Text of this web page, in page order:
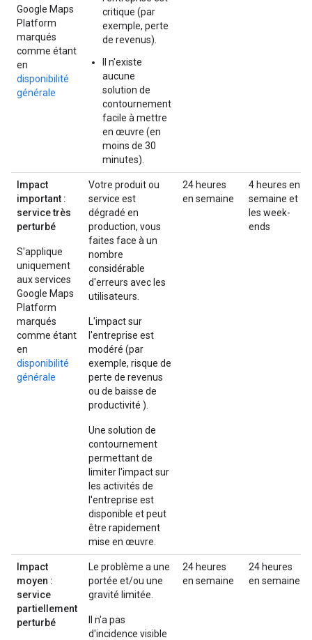
Google Maps
Platform
marqués
comme étant
en
disponibilité
générale
critique (par
exemple, perte
de revenus).
Il n'existe
aucune
solution de
contournement
facile à mettre
en œuvre (en
moins de 30
minutes).
Impact
important :
service très
perturbé
S'applique
uniquement
aux services
Google Maps
Platform
marqués
comme étant
en
disponibilité
générale
Votre produit ou
service est
dégradé en
production, vous
faites face à un
nombre
considérable
d'erreurs avec les
utilisateurs.
L'impact sur
l'entreprise est
modéré (par
exemple, risque de
perte de revenus
ou de baisse de
productivité ).
Une solution de
contournement
permettant de
limiter l'impact sur
les activités de
l'entreprise est
disponible et peut
être rapidement
mise en œuvre.
24 heures
en semaine
4 heures en
semaine et
les week-
ends
Impact
moyen :
service
partiellement
perturbé
Le problème a une
portée et/ou une
gravité limitée.
Il n'a pas
d'incidence visible
24 heures
en semaine
24 heures
en semaine